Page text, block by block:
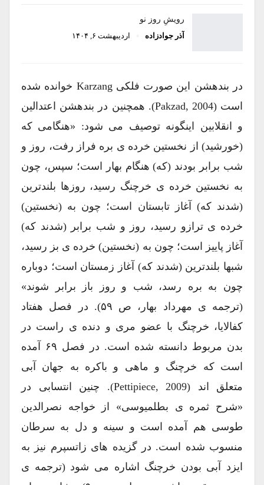
رویشِ روز نو
آذر جوادزاده
اردیبهشت ۶, ۱۴۰۴
در بندهشن این صورت فلکی Karzang خوانده شده
است (Pakzad, 2004). همچنین در بندهشن اعتدالین
و انقلابین اینگونه توصیف می شود: «هنگامی که
(خورشید) از نخستین خرده ی بره فراز رفت، روز و
شب برابر بودند (که) هنگام بهار است؛ سپس، چون
به نخستین خرده ی خرچنگ رسید، روزها بلندترین
(شدند که) آغاز تابستان است؛ چون به (نخستین)
خرده ی ترازو رسید، روز و شب برابر (شدند که)
آغاز پاییز است؛ چون به (نخستین) خرده ی بز رسید،
شبها بلندترین (شدند که) آغاز زمستان است؛ دوباره
چون به بره رسد، شب و روز باز برابر شوند»
(ترجمه ی مهرداد بهار، ص ۵۹). در فصل هفتاد
کفالایا، خرچنگ با عضو مری و دنده ی راست در
بدن مربوط دانسته شده است. در فصل ۶۹ آمده
است که خرچنگ و ماهی و باکره به جهان آبی
متعلق اند (Pettipiece, 2009). چنین انتسابی در
«شرح ثمره ی بطلمیوسی» از خواجه نصرالدین
طوسی هم آمده است و سینه و دل به سرطان
منسوب شده است. در گزیده های زاتسپرم نیز به
ایزد آبی بودن خرچنگ اشاره می شود (ترجمه ی